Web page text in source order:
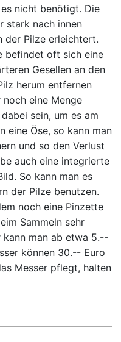
nicht benötigt. Die
stark nach innen
der Pilze erleichtert.
befindet oft sich eine
Gesellen an den
herum entfernen
eine Menge
sein, um es am
eine Öse, so kann man
und so den Verlust
auch eine integrierte
So kann man es
der Pilze benutzen.
noch eine Pinzette
Sammeln sehr
kann man ab etwa 5.--
können 30.-- Euro
Messer pflegt, halten